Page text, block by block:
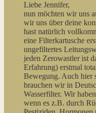
Liebe Jennifer,
nun möchten wir uns
wir uns über deine
hast natürlich
eine Filterkartusche
ungefiltertes
jeden Zerowastler ist
Erfahrung) erstmal
Bewegung. Auch hier
brauchen wir in
Wasserfilter. Wir
wenn es z.B. durch